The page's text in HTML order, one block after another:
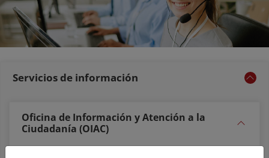
Servicios de información
Oficina de Información y Atención a la
Ciudadanía (OIAC)